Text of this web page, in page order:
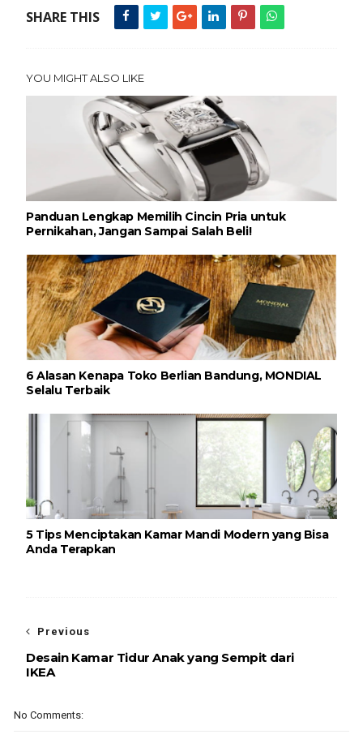
SHARE THIS
YOU MIGHT ALSO LIKE
Panduan Lengkap Memilih Cincin Pria untuk
Pernikahan, Jangan Sampai Salah Beli!
6 Alasan Kenapa Toko Berlian Bandung, MONDIAL
Selalu Terbaik
5 Tips Menciptakan Kamar Mandi Modern yang Bisa
Anda Terapkan
Previous
Desain Kamar Tidur Anak yang Sempit dari
IKEA
No Comments: